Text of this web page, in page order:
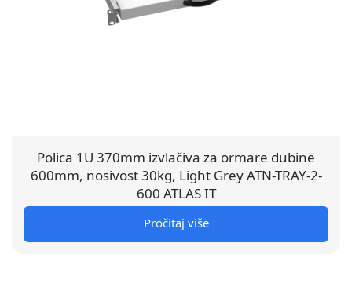
Polica 1U 370mm izvlačiva za ormare dubine
600mm, nosivost 30kg, Light Grey ATN-TRAY-2-
600 ATLAS IT
Pročitaj više